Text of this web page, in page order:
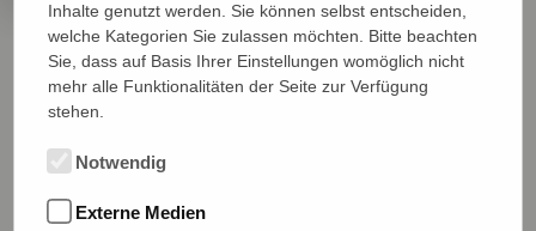
Wann
11.09.202609:00 - 13:00 Uhr
Veranstalter
Region Südwest
Veranstaltungsort
Online-Veranstaltung
VDSI Punkte
Inhalte genutzt werden. Sie können selbst entscheiden,
welche Kategorien Sie zulassen möchten. Bitte beachten
Sie, dass auf Basis Ihrer Einstellungen womöglich nicht
mehr alle Funktionalitäten der Seite zur Verfügung
stehen.
Notwendig
Externe Medien